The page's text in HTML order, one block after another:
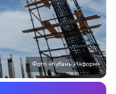
Фото «Кубань Информ»